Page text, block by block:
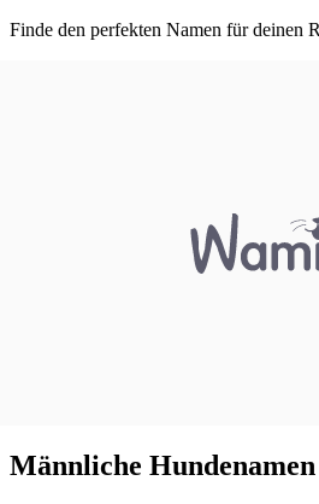
Finde den perfekten Namen für deinen
Männliche